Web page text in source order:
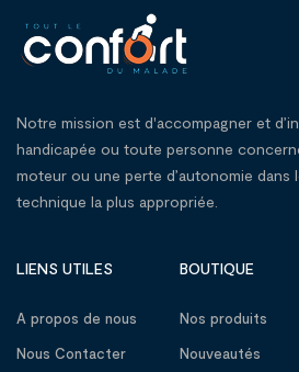
Notre mission est d'accompagner et
handicapée ou toute personne
moteur ou une perte d’autonomie dans
technique la plus appropriée.
LIENS UTILES
A propos de nous
Nous Contacter
BOUTIQUE
Nos produits
Nouveautés